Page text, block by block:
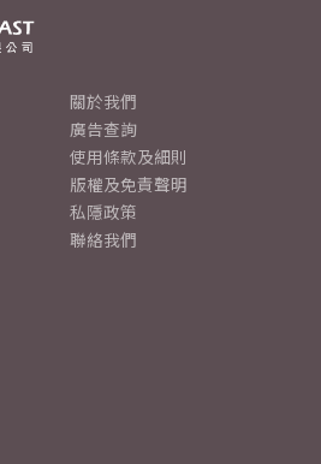
關於我們
廣告查詢
使用條款及細則
版權及免責聲明
私隱政策
聯絡我們